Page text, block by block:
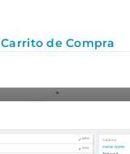
Carrito de Compra